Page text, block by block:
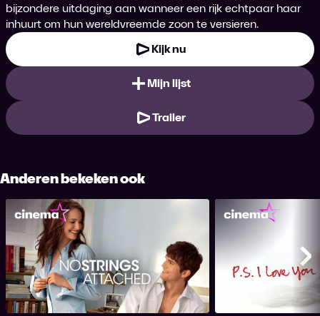
bijzondere uitdaging aan wanneer een rijk echtpaar haar
inhuurt om hun wereldvreemde zoon te versieren.
Kijk nu
Mijn lijst
Trailer
Anderen bekeken ook
No Strings Attached PS I